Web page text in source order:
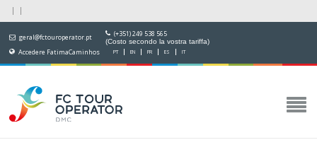
geral@fctouroperator.pt (+351) 249 538 565
(Costo secondo la vostra tariffa)
Accedere FatimaCaminhos PT EN FR ES IT